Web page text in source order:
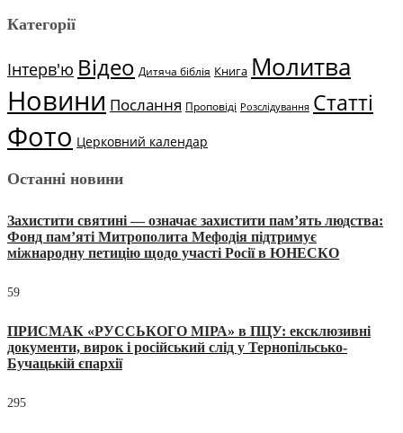
Категорії
Інтерв'ю Відео Дитяча біблія Книга Молитва
Новини Послання Проповіді Розслідування Статті
Фото Церковний календар
Останні новини
Захистити святині — означає захистити пам’ять людства:
Фонд пам’яті Митрополита Мефодія підтримує
міжнародну петицію щодо участі Росії в ЮНЕСКО
59
ПРИСМАК «РУССЬКОГО МІРА» в ПЦУ: ексклюзивні
документи, вирок і російський слід у Тернопільсько-
Бучацькій єпархії
295